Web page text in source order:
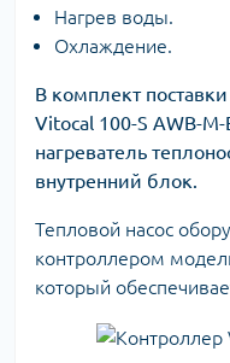
Нагрев воды.
Охлаждение.
В комплект
Vitocal 100-S AWB-
нагреватель
внутренний блок.
Тепловой насос
контроллером
который